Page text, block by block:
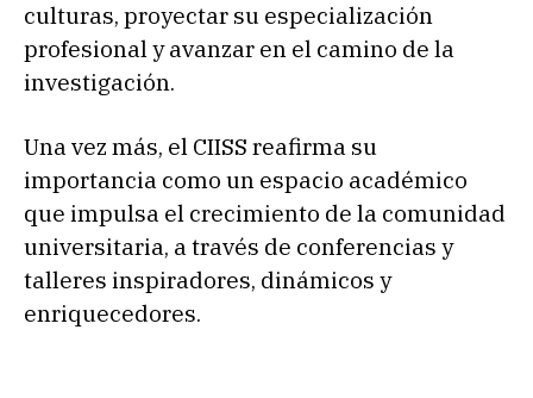
culturas, proyectar su especialización
profesional y avanzar en el camino de la
investigación.
Una vez más, el CIISS reafirma su
importancia como un espacio académico
que impulsa el crecimiento de la comunidad
universitaria, a través de conferencias y
talleres inspiradores, dinámicos y
enriquecedores.